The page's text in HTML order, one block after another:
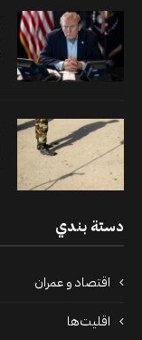
دستة بندي
اقتصاد و عمران
اقلیت‌ها